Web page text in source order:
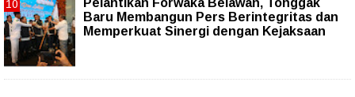
Pelantikan Forwaka Belawan, Tonggak
Baru Membangun Pers Berintegritas dan
Memperkuat Sinergi dengan Kejaksaan